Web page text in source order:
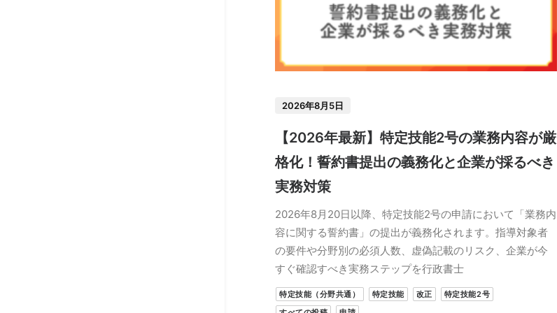
2026年8月5日
【2026年最新】特定技能2号の業務内容が厳
格化！誓約書提出の義務化と企業が採るべき
実務対策
2026年8月20日以降、特定技能2号の申請において「業務内
容に関する誓約書」の提出が義務化されます。指導対象者
の要件や分野別の必須人数、虚偽記載のリスク、企業が今
すぐ確認すべき実務ステップを行政書士
特定技能（分野共通） 特定技能 改正
特定技能2号